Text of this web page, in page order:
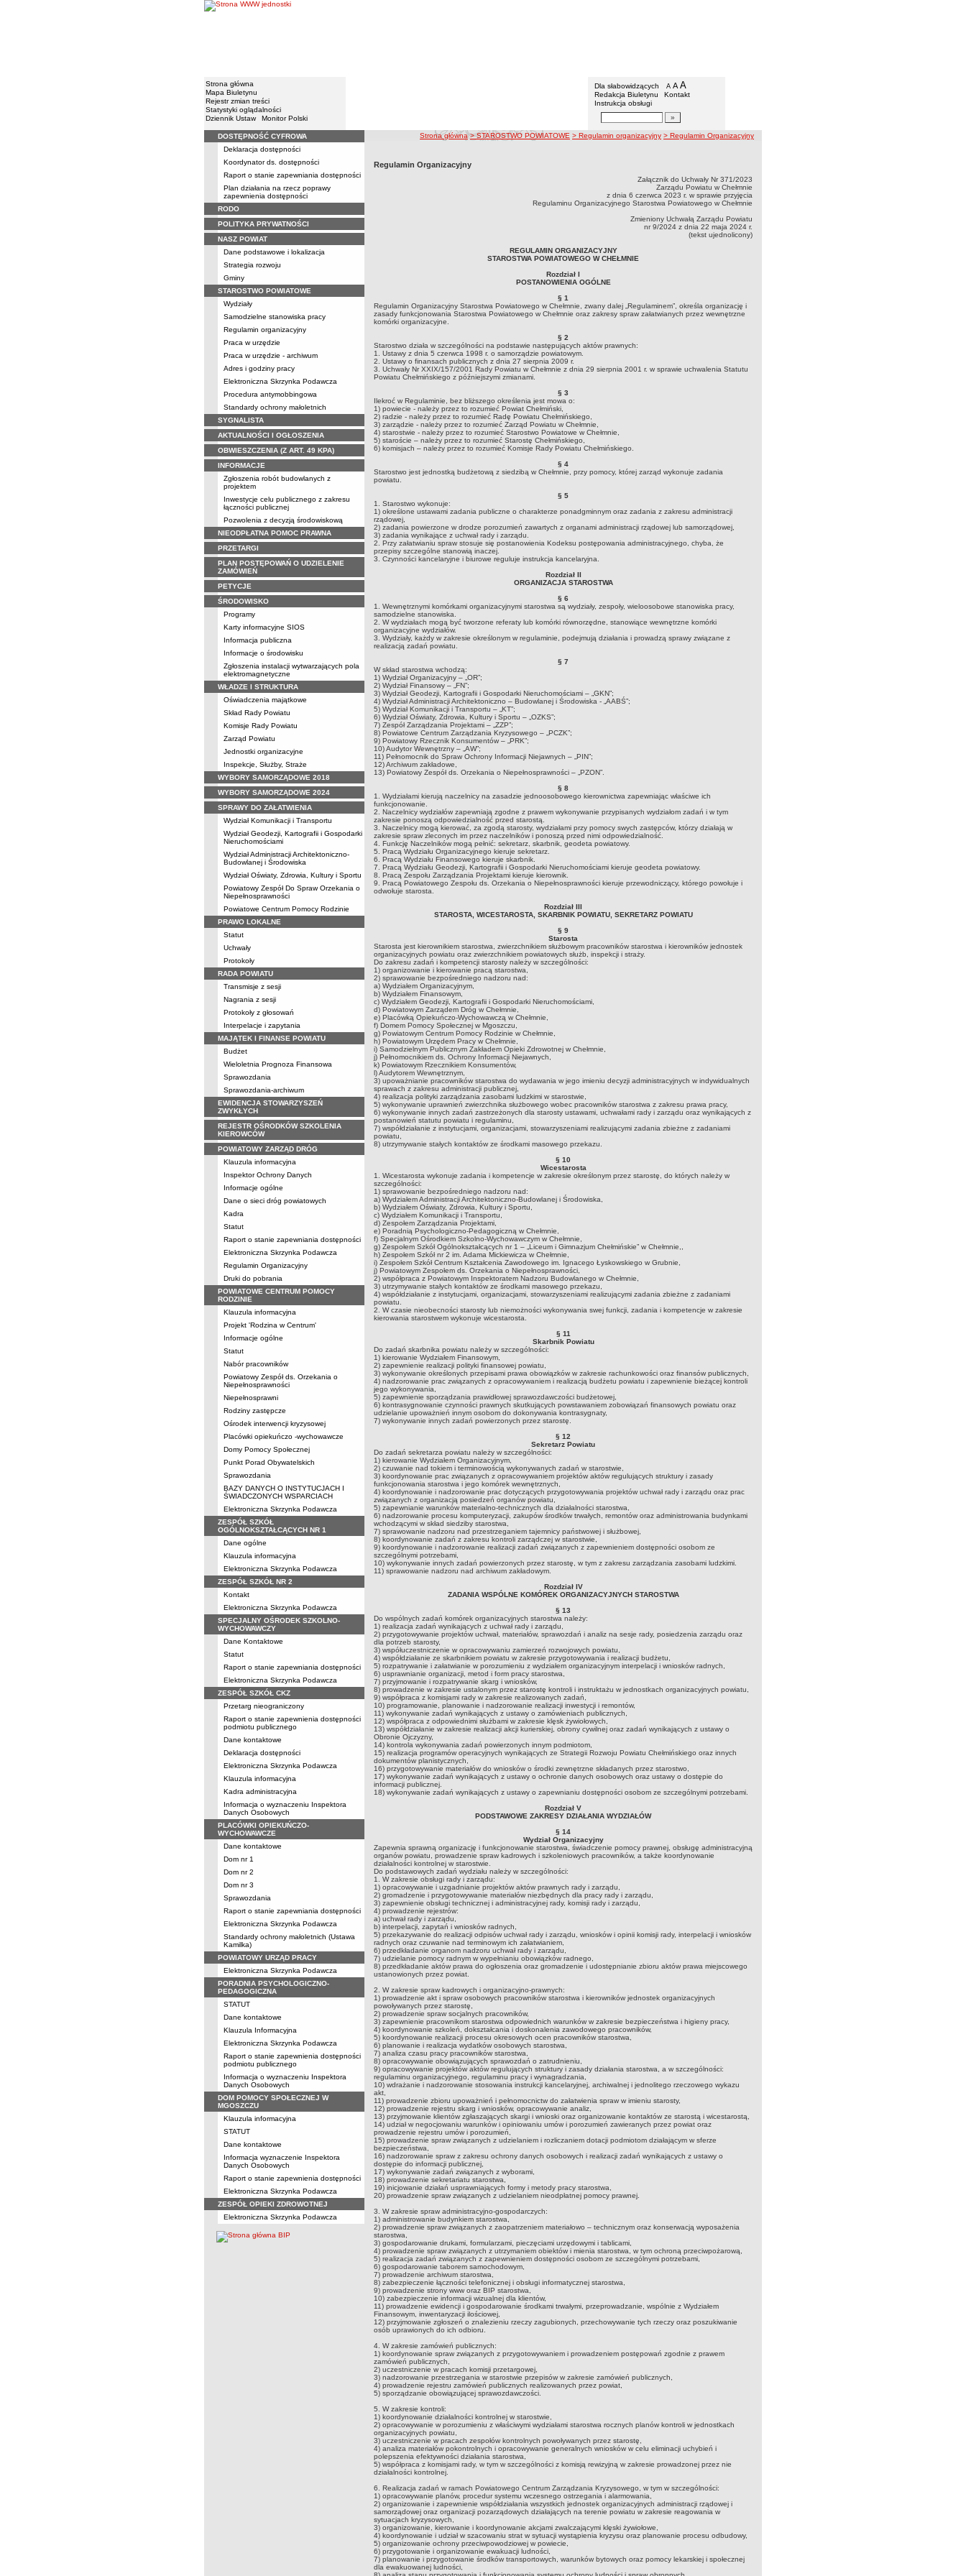
Strona główna
Mapa Biuletynu
Rejestr zmian treści
Statystyki oglądalności
Dziennik Ustaw
Monitor Polski
Powiat Chełmiński
Menu dodatkowe
Dla słabowidzących A pomniejsz czcionkę
A standardowy rozmiar czcionki
A
Redakcja Biuletynu
Kontakt
Instrukcja obsługi
Wyszukiwarka artykułów
Menu
DOSTĘPNOŚĆ CYFROWA
Deklaracja dostępności
Koordynator ds. dostępności
Raport o stanie zapewniania dostępności
Plan działania na rzecz poprawy
zapewnienia dostępności
RODO
POLITYKA PRYWATNOŚCI
NASZ POWIAT
Dane podstawowe i lokalizacja
Strategia rozwoju
Gminy
STAROSTWO POWIATOWE
Wydziały
Samodzielne stanowiska pracy
Regulamin organizacyjny
Praca w urzędzie
Praca w urzędzie - archiwum
Adres i godziny pracy
Elektroniczna Skrzynka Podawcza
Procedura antymobbingowa
Standardy ochrony małoletnich
SYGNALISTA
AKTUALNOŚCI I OGŁOSZENIA
OBWIESZCZENIA (Z ART. 49 KPA)
INFORMACJE
Zgłoszenia robót budowlanych z
projektem
Inwestycje celu publicznego z zakresu
łączności publicznej
Pozwolenia z decyzją środowiskową
NIEODPŁATNA POMOC PRAWNA
PRZETARGI
PLAN POSTĘPOWAŃ O UDZIELENIE
ZAMÓWIEŃ
PETYCJE
ŚRODOWISKO
Programy
Karty informacyjne SIOS
Informacja publiczna
Informacje o środowisku
Zgłoszenia instalacji wytwarzających pola
elektromagnetyczne
WŁADZE I STRUKTURA
Oświadczenia majątkowe
Skład Rady Powiatu
Komisje Rady Powiatu
Zarząd Powiatu
Jednostki organizacyjne
Inspekcje, Służby, Straże
WYBORY SAMORZĄDOWE 2018
WYBORY SAMORZĄDOWE 2024
SPRAWY DO ZAŁATWIENIA
Wydział Komunikacji i Transportu
Wydział Geodezji, Kartografii i Gospodarki
Nieruchomościami
Wydział Administracji Architektoniczno-
Budowlanej i Środowiska
Wydział Oświaty, Zdrowia, Kultury i Sportu
Powiatowy Zespół Do Spraw Orzekania o
Niepełnosprawności
Powiatowe Centrum Pomocy Rodzinie
PRAWO LOKALNE
Statut
Uchwały
Protokoły
RADA POWIATU
Transmisje z sesji
Nagrania z sesji
Protokoły z głosowań
Interpelacje i zapytania
MAJĄTEK I FINANSE POWIATU
Budżet
Wieloletnia Prognoza Finansowa
Sprawozdania
Sprawozdania-archiwum
EWIDENCJA STOWARZYSZEŃ
ZWYKŁYCH
REJESTR OŚRODKÓW SZKOLENIA
KIEROWCÓW
POWIATOWY ZARZĄD DRÓG
Klauzula informacyjna
Inspektor Ochrony Danych
Informacje ogólne
Dane o sieci dróg powiatowych
Kadra
Statut
Raport o stanie zapewniania dostępności
Elektroniczna Skrzynka Podawcza
Regulamin Organizacyjny
Druki do pobrania
POWIATOWE CENTRUM POMOCY
RODZINIE
Klauzula informacyjna
Projekt 'Rodzina w Centrum'
Informacje ogólne
Statut
Nabór pracowników
Powiatowy Zespół ds. Orzekania o
Niepełnosprawności
Niepełnosprawni
Rodziny zastępcze
Ośrodek interwencji kryzysowej
Placówki opiekuńczo -wychowawcze
Domy Pomocy Społecznej
Punkt Porad Obywatelskich
Sprawozdania
BAZY DANYCH O INSTYTUCJACH I
ŚWIADCZONYCH WSPARCIACH
Elektroniczna Skrzynka Podawcza
ZESPÓŁ SZKÓŁ
OGÓLNOKSZTAŁCĄCYCH NR 1
Dane ogólne
Klauzula informacyjna
Elektroniczna Skrzynka Podawcza
ZESPÓŁ SZKÓŁ NR 2
Kontakt
Elektroniczna Skrzynka Podawcza
SPECJALNY OŚRODEK SZKOLNO-
WYCHOWAWCZY
Dane Kontaktowe
Statut
Raport o stanie zapewniania dostępności
Elektroniczna Skrzynka Podawcza
ZESPÓŁ SZKÓŁ CKZ
Przetarg nieograniczony
Raport o stanie zapewnienia dostępności
podmiotu publicznego
Dane kontaktowe
Deklaracja dostępności
Elektroniczna Skrzynka Podawcza
Klauzula informacyjna
Kadra administracyjna
Informacja o wyznaczeniu Inspektora
Danych Osobowych
PLACÓWKI OPIEKUŃCZO-
WYCHOWAWCZE
Dane kontaktowe
Dom nr 1
Dom nr 2
Dom nr 3
Sprawozdania
Raport o stanie zapewniania dostępności
Elektroniczna Skrzynka Podawcza
Standardy ochrony małoletnich (Ustawa
Kamilka)
POWIATOWY URZĄD PRACY
Elektroniczna Skrzynka Podawcza
PORADNIA PSYCHOLOGICZNO-
PEDAGOGICZNA
STATUT
Dane kontaktowe
Klauzula Informacyjna
Elektroniczna Skrzynka Podawcza
Raport o stanie zapewnienia dostępności
podmiotu publicznego
Informacja o wyznaczeniu Inspektora
Danych Osobowych
DOM POMOCY SPOŁECZNEJ W
MGOSZCZU
Klauzula informacyjna
STATUT
Dane kontaktowe
Informacja wyznaczenie Inspektora
Danych Osobowych
Raport o stanie zapewnienia dostępności
Elektroniczna Skrzynka Podawcza
ZESPÓŁ OPIEKI ZDROWOTNEJ
Elektroniczna Skrzynka Podawcza
ścieżka nawigacji
Strona główna > STAROSTWO POWIATOWE > Regulamin organizacyjny > Regulamin Organizacyjny
Regulamin Organizacyjny
Załącznik do Uchwały Nr 371/2023
Zarządu Powiatu w Chełmnie
z dnia 6 czerwca 2023 r. w sprawie przyjęcia
Regulaminu Organizacyjnego Starostwa Powiatowego w Chełmnie
Zmieniony Uchwałą Zarządu Powiatu
nr 9/2024 z dnia 22 maja 2024 r.
(tekst ujednolicony)
REGULAMIN ORGANIZACYJNY
STAROSTWA POWIATOWEGO W CHEŁMNIE
Rozdział I
POSTANOWIENIA OGÓLNE
§ 1
Regulamin Organizacyjny Starostwa Powiatowego w Chełmnie, zwany dalej „Regulaminem”, określa organizację i
zasady funkcjonowania Starostwa Powiatowego w Chełmnie oraz zakresy spraw załatwianych przez wewnętrzne
komórki organizacyjne.
§ 2
Starostwo działa w szczególności na podstawie następujących aktów prawnych:
1. Ustawy z dnia 5 czerwca 1998 r. o samorządzie powiatowym.
2. Ustawy o finansach publicznych z dnia 27 sierpnia 2009 r.
3. Uchwały Nr XXIX/157/2001 Rady Powiatu w Chełmnie z dnia 29 sierpnia 2001 r. w sprawie uchwalenia Statutu
Powiatu Chełmińskiego z późniejszymi zmianami.
§ 3
Ilekroć w Regulaminie, bez bliższego określenia jest mowa o:
1) powiecie - należy przez to rozumieć Powiat Chełmiński,
2) radzie - należy przez to rozumieć Radę Powiatu Chełmińskiego,
3) zarządzie - należy przez to rozumieć Zarząd Powiatu w Chełmnie,
4) starostwie - należy przez to rozumieć Starostwo Powiatowe w Chełmnie,
5) staroście – należy przez to rozumieć Starostę Chełmińskiego,
6) komisjach – należy przez to rozumieć Komisje Rady Powiatu Chełmińskiego.
§ 4
Starostwo jest jednostką budżetową z siedzibą w Chełmnie, przy pomocy, której zarząd wykonuje zadania
powiatu.
§ 5
1. Starostwo wykonuje:
1) określone ustawami zadania publiczne o charakterze ponadgminnym oraz zadania z zakresu administracji
rządowej,
2) zadania powierzone w drodze porozumień zawartych z organami administracji rządowej lub samorządowej,
3) zadania wynikające z uchwał rady i zarządu.
2. Przy załatwianiu spraw stosuje się postanowienia Kodeksu postępowania administracyjnego, chyba, że
przepisy szczególne stanowią inaczej.
3. Czynności kancelaryjne i biurowe reguluje instrukcja kancelaryjna.
Rozdział II
ORGANIZACJA STAROSTWA
§ 6
1. Wewnętrznymi komórkami organizacyjnymi starostwa są wydziały, zespoły, wieloosobowe stanowiska pracy,
samodzielne stanowiska.
2. W wydziałach mogą być tworzone referaty lub komórki równorzędne, stanowiące wewnętrzne komórki
organizacyjne wydziałów.
3. Wydziały, każdy w zakresie określonym w regulaminie, podejmują działania i prowadzą sprawy związane z
realizacją zadań powiatu.
§ 7
W skład starostwa wchodzą:
1) Wydział Organizacyjny – „OR”;
2) Wydział Finansowy – „FN”;
3) Wydział Geodezji, Kartografii i Gospodarki Nieruchomościami – „GKN”;
4) Wydział Administracji Architektoniczno – Budowlanej i Środowiska - „AABŚ”;
5) Wydział Komunikacji i Transportu – „KT”;
6) Wydział Oświaty, Zdrowia, Kultury i Sportu – „OZKS”;
7) Zespół Zarządzania Projektami – „ZZP”;
8) Powiatowe Centrum Zarządzania Kryzysowego – „PCZK”;
9) Powiatowy Rzecznik Konsumentów – „PRK”;
10) Audytor Wewnętrzny – „AW”;
11) Pełnomocnik do Spraw Ochrony Informacji Niejawnych – „PIN”;
12) Archiwum zakładowe,
13) Powiatowy Zespół ds. Orzekania o Niepełnosprawności – „PZON”.
§ 8
1. Wydziałami kierują naczelnicy na zasadzie jednoosobowego kierownictwa zapewniając właściwe ich
funkcjonowanie.
2. Naczelnicy wydziałów zapewniają zgodne z prawem wykonywanie przypisanych wydziałom zadań i w tym
zakresie ponoszą odpowiedzialność przed starostą.
3. Naczelnicy mogą kierować, za zgodą starosty, wydziałami przy pomocy swych zastępców, którzy działają w
zakresie spraw zleconych im przez naczelników i ponoszą przed nimi odpowiedzialność.
4. Funkcję Naczelników mogą pełnić: sekretarz, skarbnik, geodeta powiatowy.
5. Pracą Wydziału Organizacyjnego kieruje sekretarz.
6. Pracą Wydziału Finansowego kieruje skarbnik.
7. Pracą Wydziału Geodezji, Kartografii i Gospodarki Nieruchomościami kieruje geodeta powiatowy.
8. Pracą Zespołu Zarządzania Projektami kieruje kierownik.
9. Pracą Powiatowego Zespołu ds. Orzekania o Niepełnosprawności kieruje przewodniczący, którego powołuje i
odwołuje starosta.
Rozdział III
STAROSTA, WICESTAROSTA, SKARBNIK POWIATU, SEKRETARZ POWIATU
§ 9
Starosta
Starosta jest kierownikiem starostwa, zwierzchnikiem służbowym pracowników starostwa i kierowników jednostek
organizacyjnych powiatu oraz zwierzchnikiem powiatowych służb, inspekcji i straży.
Do zakresu zadań i kompetencji starosty należy w szczególności:
1) organizowanie i kierowanie pracą starostwa,
2) sprawowanie bezpośredniego nadzoru nad:
a) Wydziałem Organizacyjnym,
b) Wydziałem Finansowym,
c) Wydziałem Geodezji, Kartografii i Gospodarki Nieruchomościami,
d) Powiatowym Zarządem Dróg w Chełmnie,
e) Placówką Opiekuńczo-Wychowawczą w Chełmnie,
f) Domem Pomocy Społecznej w Mgoszczu,
g) Powiatowym Centrum Pomocy Rodzinie w Chełmnie,
h) Powiatowym Urzędem Pracy w Chełmnie,
i) Samodzielnym Publicznym Zakładem Opieki Zdrowotnej w Chełmnie,
j) Pełnomocnikiem ds. Ochrony Informacji Niejawnych,
k) Powiatowym Rzecznikiem Konsumentów,
l) Audytorem Wewnętrznym,
3) upoważnianie pracowników starostwa do wydawania w jego imieniu decyzji administracyjnych w indywidualnych
sprawach z zakresu administracji publicznej,
4) realizacja polityki zarządzania zasobami ludzkimi w starostwie,
5) wykonywanie uprawnień zwierzchnika służbowego wobec pracowników starostwa z zakresu prawa pracy,
6) wykonywanie innych zadań zastrzeżonych dla starosty ustawami, uchwałami rady i zarządu oraz wynikających z
postanowień statutu powiatu i regulaminu,
7) współdziałanie z instytucjami, organizacjami, stowarzyszeniami realizującymi zadania zbieżne z zadaniami
powiatu,
8) utrzymywanie stałych kontaktów ze środkami masowego przekazu.
§ 10
Wicestarosta
1. Wicestarosta wykonuje zadania i kompetencje w zakresie określonym przez starostę, do których należy w
szczególności:
1) sprawowanie bezpośredniego nadzoru nad:
a) Wydziałem Administracji Architektoniczno-Budowlanej i Środowiska,
b) Wydziałem Oświaty, Zdrowia, Kultury i Sportu,
c) Wydziałem Komunikacji i Transportu,
d) Zespołem Zarządzania Projektami,
e) Poradnią Psychologiczno-Pedagogiczną w Chełmnie,
f) Specjalnym Ośrodkiem Szkolno-Wychowawczym w Chełmnie,
g) Zespołem Szkół Ogólnokształcących nr 1 – „Liceum i Gimnazjum Chełmińskie” w Chełmnie,,
h) Zespołem Szkół nr 2 im. Adama Mickiewicza w Chełmnie,
i) Zespołem Szkół Centrum Kształcenia Zawodowego im. Ignacego Łyskowskiego w Grubnie,
j) Powiatowym Zespołem ds. Orzekania o Niepełnosprawności,
2) współpraca z Powiatowym Inspektoratem Nadzoru Budowlanego w Chełmnie,
3) utrzymywanie stałych kontaktów ze środkami masowego przekazu,
4) współdziałanie z instytucjami, organizacjami, stowarzyszeniami realizującymi zadania zbieżne z zadaniami
powiatu.
2. W czasie nieobecności starosty lub niemożności wykonywania swej funkcji, zadania i kompetencje w zakresie
kierowania starostwem wykonuje wicestarosta.
§ 11
Skarbnik Powiatu
Do zadań skarbnika powiatu należy w szczególności:
1) kierowanie Wydziałem Finansowym,
2) zapewnienie realizacji polityki finansowej powiatu,
3) wykonywanie określonych przepisami prawa obowiązków w zakresie rachunkowości oraz finansów publicznych,
4) nadzorowanie prac związanych z opracowywaniem i realizacją budżetu powiatu i zapewnienie bieżącej kontroli
jego wykonywania,
5) zapewnienie sporządzania prawidłowej sprawozdawczości budżetowej,
6) kontrasygnowanie czynności prawnych skutkujących powstawaniem zobowiązań finansowych powiatu oraz
udzielanie upoważnień innym osobom do dokonywania kontrasygnaty,
7) wykonywanie innych zadań powierzonych przez starostę.
§ 12
Sekretarz Powiatu
Do zadań sekretarza powiatu należy w szczególności:
1) kierowanie Wydziałem Organizacyjnym,
2) czuwanie nad tokiem i terminowością wykonywanych zadań w starostwie,
3) koordynowanie prac związanych z opracowywaniem projektów aktów regulujących struktury i zasady
funkcjonowania starostwa i jego komórek wewnętrznych,
4) koordynowanie i nadzorowanie prac dotyczących przygotowywania projektów uchwał rady i zarządu oraz prac
związanych z organizacją posiedzeń organów powiatu,
5) zapewnianie warunków materialno-technicznych dla działalności starostwa,
6) nadzorowanie procesu komputeryzacji, zakupów środków trwałych, remontów oraz administrowania budynkami
wchodzącymi w skład siedziby starostwa,
7) sprawowanie nadzoru nad przestrzeganiem tajemnicy państwowej i służbowej,
8) koordynowanie zadań z zakresu kontroli zarządczej w starostwie,
9) koordynowanie i nadzorowanie realizacji zadań związanych z zapewnieniem dostępności osobom ze
szczególnymi potrzebami,
10) wykonywanie innych zadań powierzonych przez starostę, w tym z zakresu zarządzania zasobami ludzkimi.
11) sprawowanie nadzoru nad archiwum zakładowym.
Rozdział IV
ZADANIA WSPÓLNE KOMÓREK ORGANIZACYJNYCH STAROSTWA
§ 13
Do wspólnych zadań komórek organizacyjnych starostwa należy:
1) realizacja zadań wynikających z uchwał rady i zarządu,
2) przygotowywanie projektów uchwał, materiałów, sprawozdań i analiz na sesje rady, posiedzenia zarządu oraz
dla potrzeb starosty,
3) współuczestniczenie w opracowywaniu zamierzeń rozwojowych powiatu,
4) współdziałanie ze skarbnikiem powiatu w zakresie przygotowywania i realizacji budżetu,
5) rozpatrywanie i załatwianie w porozumieniu z wydziałem organizacyjnym interpelacji i wniosków radnych,
6) usprawnianie organizacji, metod i form pracy starostwa,
7) przyjmowanie i rozpatrywanie skarg i wniosków,
8) prowadzenie w zakresie ustalonym przez starostę kontroli i instruktażu w jednostkach organizacyjnych powiatu,
9) współpraca z komisjami rady w zakresie realizowanych zadań,
10) programowanie, planowanie i nadzorowanie realizacji inwestycji i remontów,
11) wykonywanie zadań wynikających z ustawy o zamówieniach publicznych,
12) współpraca z odpowiednimi służbami w zakresie klęsk żywiołowych,
13) współdziałanie w zakresie realizacji akcji kurierskiej, obrony cywilnej oraz zadań wynikających z ustawy o
Obronie Ojczyzny,
14) kontrola wykonywania zadań powierzonych innym podmiotom,
15) realizacja programów operacyjnych wynikających ze Strategii Rozwoju Powiatu Chełmińskiego oraz innych
dokumentów planistycznych,
16) przygotowywanie materiałów do wniosków o środki zewnętrzne składanych przez starostwo,
17) wykonywanie zadań wynikających z ustawy o ochronie danych osobowych oraz ustawy o dostępie do
informacji publicznej.
18) wykonywanie zadań wynikających z ustawy o zapewnianiu dostępności osobom ze szczególnymi potrzebami.
Rozdział V
PODSTAWOWE ZAKRESY DZIAŁANIA WYDZIAŁÓW
§ 14
Wydział Organizacyjny
Zapewnia sprawną organizację i funkcjonowanie starostwa, świadczenie pomocy prawnej, obsługę administracyjną
organów powiatu, prowadzenie spraw kadrowych i szkoleniowych pracowników, a także koordynowanie
działalności kontrolnej w starostwie.
Do podstawowych zadań wydziału należy w szczególności:
1. W zakresie obsługi rady i zarządu:
1) opracowywanie i uzgadnianie projektów aktów prawnych rady i zarządu,
2) gromadzenie i przygotowywanie materiałów niezbędnych dla pracy rady i zarządu,
3) zapewnienie obsługi technicznej i administracyjnej rady, komisji rady i zarządu,
4) prowadzenie rejestrów:
a) uchwał rady i zarządu,
b) interpelacji, zapytań i wniosków radnych,
5) przekazywanie do realizacji odpisów uchwał rady i zarządu, wniosków i opinii komisji rady, interpelacji i wniosków
radnych oraz czuwanie nad terminowym ich załatwianiem,
6) przedkładanie organom nadzoru uchwał rady i zarządu,
7) udzielanie pomocy radnym w wypełnianiu obowiązków radnego,
8) przedkładanie aktów prawa do ogłoszenia oraz gromadzenie i udostępnianie zbioru aktów prawa miejscowego
ustanowionych przez powiat.
2. W zakresie spraw kadrowych i organizacyjno-prawnych:
1) prowadzenie akt i spraw osobowych pracowników starostwa i kierowników jednostek organizacyjnych
powoływanych przez starostę,
2) prowadzenie spraw socjalnych pracowników,
3) zapewnienie pracownikom starostwa odpowiednich warunków w zakresie bezpieczeństwa i higieny pracy,
4) koordynowanie szkoleń, dokształcania i doskonalenia zawodowego pracowników,
5) koordynowanie realizacji procesu okresowych ocen pracowników starostwa,
6) planowanie i realizacja wydatków osobowych starostwa,
7) analiza czasu pracy pracowników starostwa,
8) opracowywanie obowiązujących sprawozdań o zatrudnieniu,
9) opracowywanie projektów aktów regulujących struktury i zasady działania starostwa, a w szczególności:
regulaminu organizacyjnego, regulaminu pracy i wynagradzania,
10) wdrażanie i nadzorowanie stosowania instrukcji kancelaryjnej, archiwalnej i jednolitego rzeczowego wykazu
akt,
11) prowadzenie zbioru upoważnień i pełnomocnictw do załatwienia spraw w imieniu starosty,
12) prowadzenie rejestru skarg i wniosków, opracowywanie analiz,
13) przyjmowanie klientów zgłaszających skargi i wnioski oraz organizowanie kontaktów ze starostą i wicestarostą,
14) udział w negocjowaniu warunków i opiniowaniu umów i porozumień zawieranych przez powiat oraz
prowadzenie rejestru umów i porozumień,
15) prowadzenie spraw związanych z udzielaniem i rozliczaniem dotacji podmiotom działającym w sferze
bezpieczeństwa,
16) nadzorowanie spraw z zakresu ochrony danych osobowych i realizacji zadań wynikających z ustawy o
dostępie do informacji publicznej,
17) wykonywanie zadań związanych z wyborami,
18) prowadzenie sekretariatu starostwa,
19) inicjowanie działań usprawniających formy i metody pracy starostwa,
20) prowadzenie spraw związanych z udzielaniem nieodpłatnej pomocy prawnej.
3. W zakresie spraw administracyjno-gospodarczych:
1) administrowanie budynkiem starostwa,
2) prowadzenie spraw związanych z zaopatrzeniem materiałowo – technicznym oraz konserwacją wyposażenia
starostwa,
3) gospodarowanie drukami, formularzami, pieczęciami urzędowymi i tablicami,
4) prowadzenie spraw związanych z utrzymaniem obiektów i mienia starostwa, w tym ochroną przeciwpożarową,
5) realizacja zadań związanych z zapewnieniem dostępności osobom ze szczególnymi potrzebami,
6) gospodarowanie taborem samochodowym,
7) prowadzenie archiwum starostwa,
8) zabezpieczenie łączności telefonicznej i obsługi informatycznej starostwa,
9) prowadzenie strony www oraz BIP starostwa,
10) zabezpieczenie informacji wizualnej dla klientów,
11) prowadzenie ewidencji i gospodarowanie środkami trwałymi, przeprowadzanie, wspólnie z Wydziałem
Finansowym, inwentaryzacji ilościowej,
12) przyjmowanie zgłoszeń o znalezieniu rzeczy zagubionych, przechowywanie tych rzeczy oraz poszukiwanie
osób uprawionych do ich odbioru.
4. W zakresie zamówień publicznych:
1) koordynowanie spraw związanych z przygotowywaniem i prowadzeniem postępowań zgodnie z prawem
zamówień publicznych,
2) uczestniczenie w pracach komisji przetargowej,
3) nadzorowanie przestrzegania w starostwie przepisów w zakresie zamówień publicznych,
4) prowadzenie rejestru zamówień publicznych realizowanych przez powiat,
5) sporządzanie obowiązującej sprawozdawczości.
5. W zakresie kontroli:
1) koordynowanie działalności kontrolnej w starostwie,
2) opracowywanie w porozumieniu z właściwymi wydziałami starostwa rocznych planów kontroli w jednostkach
organizacyjnych powiatu,
3) uczestniczenie w pracach zespołów kontrolnych powoływanych przez starostę,
4) analiza materiałów pokontrolnych i opracowywanie generalnych wniosków w celu eliminacji uchybień i
polepszenia efektywności działania starostwa,
5) współpraca z komisjami rady, w tym w szczególności z komisją rewizyjną w zakresie prowadzonej przez nie
działalności kontrolnej.
6. Realizacja zadań w ramach Powiatowego Centrum Zarządzania Kryzysowego, w tym w szczególności:
1) opracowywanie planów, procedur systemu wczesnego ostrzegania i alarmowania,
2) organizowanie i zapewnienie współdziałania wszystkich jednostek organizacyjnych administracji rządowej i
samorządowej oraz organizacji pozarządowych działających na terenie powiatu w zakresie reagowania w
sytuacjach kryzysowych,
3) organizowanie, kierowanie i koordynowanie akcjami zwalczającymi klęski żywiołowe,
4) koordynowanie i udział w szacowaniu strat w sytuacji wystąpienia kryzysu oraz planowanie procesu odbudowy,
5) organizowanie ochrony przeciwpowodziowej w powiecie,
6) przygotowanie i organizowanie ewakuacji ludności,
7) planowanie i przygotowanie środków transportowych, warunków bytowych oraz pomocy lekarskiej i społecznej
dla ewakuowanej ludności,